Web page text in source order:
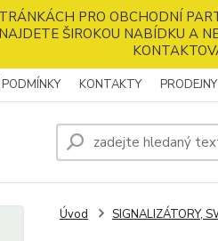
PRO OBCHODNÍ
ŠIROKOU NABÍDKU A
KONTAKTY PRODEJNY
Úvod SIGNALIZÁTORY,